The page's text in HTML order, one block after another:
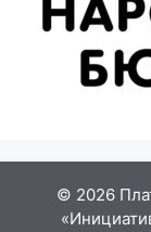
© 2026